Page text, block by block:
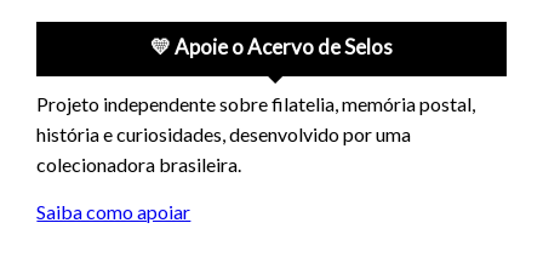
💛 Apoie o Acervo de Selos
Projeto independente sobre filatelia, memória postal,
história e curiosidades, desenvolvido por uma
colecionadora brasileira.
Saiba como apoiar